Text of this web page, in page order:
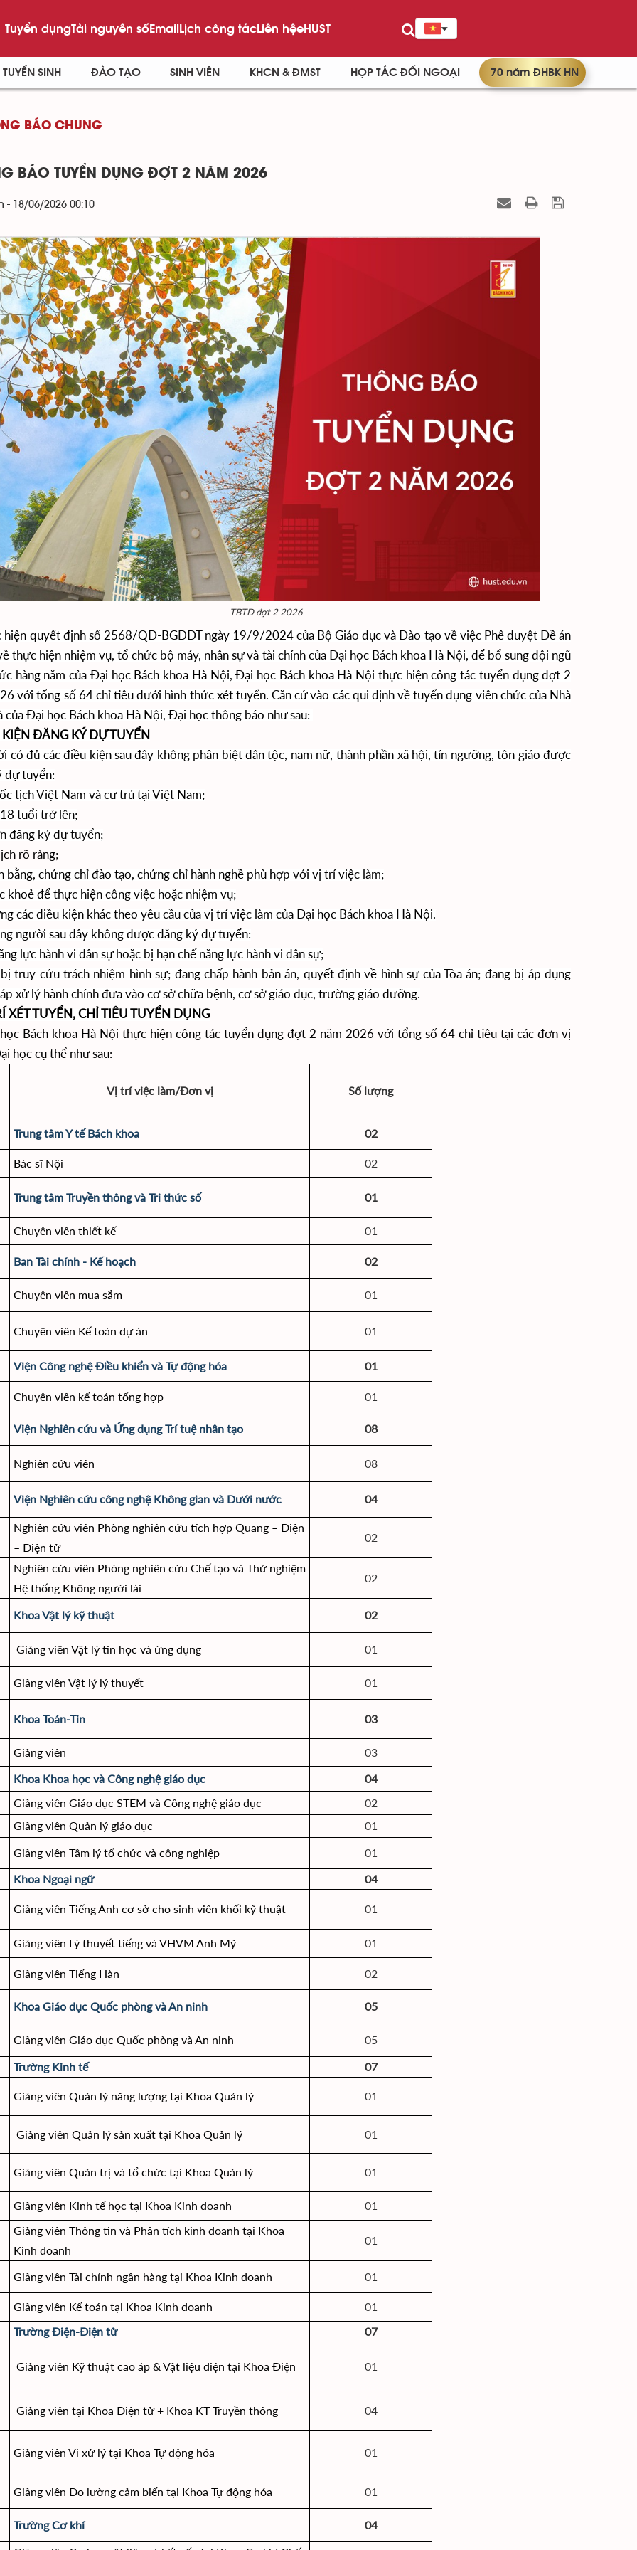
Tuyển dụngTài nguyên sốEmailLịch công tácLiên hệeHUST
TUYỂN SINH ĐÀO TẠO SINH VIÊN KHCN & ĐMST HỢP TÁC ĐỐI NGOẠI 70 năm ĐHBK HN
BÁO CHUNG
BÁO TUYỂN DỤNG ĐỢT 2 NĂM 2026
- 18/06/2026 00:10
TBTD đợt 2 2026
quyết định số 2568/QĐ-BGDĐT ngày 19/9/2024 của Bộ Giáo dục và Đào tạo về việc Phê duyệt Đề án
thực hiện nhiệm vụ, tổ chức bộ máy, nhân sự và tài chính của Đại học Bách khoa Hà Nội, để bổ sung đội ngũ
hàng năm của Đại học Bách khoa Hà Nội,Đại học Bách khoa Hà Nội thực hiện công tác tuyển dụng đợt 2
với tổng số 64 chỉ tiêu dưới hình thức xét tuyển. Căn cứ vào các qui định về tuyển dụng viên chức của Nhà
củaĐại học Bách khoa Hà Nội, Đại họcthông báo như sau:
ĐĂNG KÝ DỰ TUYỂN
có đủ các điều kiện sau đây không phân biệt dân tộc, nam nữ, thành phần xã hội, tín ngưỡng, tôn giáo được
dự tuyển:
tịch Việt Nam và cư trú tại Việt Nam;
tuổi trở lên;
đăng ký dự tuyển;
rõ ràng;
bằng, chứng chỉ đào tạo, chứng chỉ hành nghề phù hợp với vị trí việc làm;
khoẻ để thực hiện công việc hoặc nhiệm vụ;
các điều kiện khác theo yêu cầu của vị trí việc làm của Đại học Bách khoa Hà Nội.
người sau đây không được đăng ký dự tuyển:
lực hành vi dân sự hoặc bị hạn chế năng lực hành vi dân sự;
truy cứu trách nhiệm hình sự; đang chấp hành bản án, quyết định về hình sự của Tòa án; đang bị áp dụng
xử lý hành chính đưa vào cơ sở chữa bệnh, cơ sở giáo dục, trường giáo dưỡng.
XÉT TUYỂN, CHỈ TIÊU TUYỂN DỤNG
Bách khoa Hà Nội thực hiện công tác tuyển dụng đợt 2 năm 2026 với tổng số 64 chỉ tiêu tại các đơn vị
học cụ thể như sau:
Vị trí việc làm/Đơn vị Số lượng
Trung tâm Y tế Bách khoa 02
Bác sĩ Nội 02
Trung tâm Truyền thông và Tri thức số 01
Chuyên viên thiết kế 01
Ban Tài chính - Kế hoạch 02
Chuyên viên mua sắm 01
Chuyên viên Kế toán dự án 01
Viện Công nghệ Điều khiển và Tự động hóa 01
Chuyên viên kế toán tổng hợp 01
Viện Nghiên cứu và Ứng dụng Trí tuệ nhân tạo 08
Nghiên cứu viên 08
Viện Nghiên cứu công nghệ Không gian và Dưới nước 04
Nghiên cứu viên Phòng nghiên cứu tích hợp Quang – Điện
– Điện tử
02
Nghiên cứu viên Phòng nghiên cứu Chế tạo và Thử nghiệm
Hệ thống Không người lái
02
Khoa Vật lý kỹ thuật 02
Giảng viên Vật lý tin học và ứng dụng 01
Giảng viên Vật lý lý thuyết 01
Khoa Toán-Tin 03
Giảng viên
03
Khoa Khoa học và Công nghệ giáo dục
04
Giảng viên Giáo dục STEM và Công nghệ giáo dục
02
Giảng viên Quản lý giáo dục
01
Giảng viên Tâm lý tổ chức và công nghiệp
01
Khoa Ngoại ngữ 04
Giảng viên Tiếng Anh cơ sở cho sinh viên khối kỹ thuật 01
Giảng viên Lý thuyết tiếng và VHVM Anh Mỹ 01
Giảng viên Tiếng Hàn 02
Khoa Giáo dục Quốc phòng và An ninh 05
Giảng viên Giáo dục Quốc phòng và An ninh
05
Trường Kinh tế 07
Giảng viên Quản lý năng lượng tại Khoa Quản lý 01
Giảng viên Quản lý sản xuất tại Khoa Quản lý 01
Giảng viên Quản trị và tổ chức tại Khoa Quản lý 01
Giảng viên Kinh tế học tại Khoa Kinh doanh 01
Giảng viên Thông tin và Phân tích kinh doanh tại Khoa
Kinh doanh
01
Giảng viên Tài chính ngân hàng tại Khoa Kinh doanh 01
Giảng viên Kế toán tại Khoa Kinh doanh
01
Trường Điện-Điện tử 07
Giảng viên Kỹ thuật cao áp & Vật liệu điện tại Khoa Điện 01
Giảng viên tại Khoa Điện tử + Khoa KT Truyền thông 04
Giảng viên Vi xử lý tại Khoa Tự động hóa 01
Giảng viên Đo lường cảm biến tại Khoa Tự động hóa 01
Trường Cơ khí
04